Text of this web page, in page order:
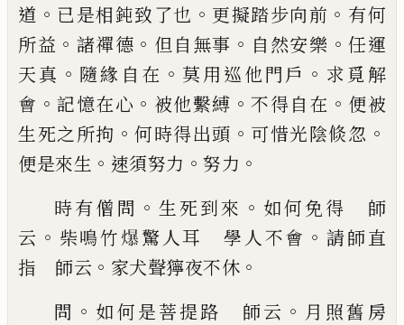
道 。 已是相鈍致了也 。 更擬踏步向前 。 有何
所益 。 諸禪德 。 但自無事 。 自然安樂 。任運
天真 。 隨緣自在 。 莫用巡他門戶 。 求覓 解
會 。記憶在心 。 被他繫縛 。不得自在 。 便被
生死之所拘 。何時得出頭 。 可惜光陰倐忽 。
便是來生 。 速須努力 。 努力 。
時有僧問 。 生死到來 。 如何免得 師
云 。 柴鳴竹𪹼驚人耳 學人不會 。 請師直
指 師云 。 家犬聲獰夜不休 。
問 。 如何是菩提路 師云 。 月照舊房